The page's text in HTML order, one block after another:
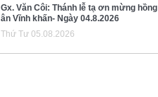
Gx. Văn Côi: Thánh lễ tạ ơn mừng hồng
ân Vĩnh khấn- Ngày 04.8.2026
Thứ Tư 05.08.2026